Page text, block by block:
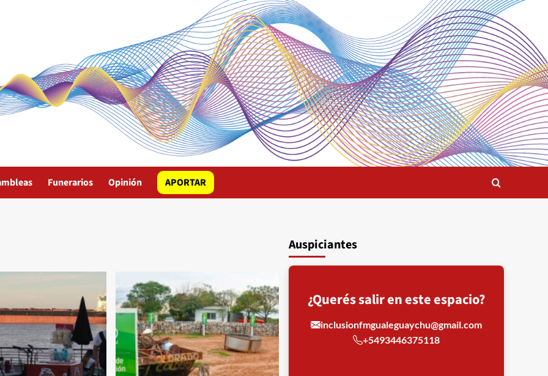
Funerarios Opinión APORTAR
Auspiciantes
¿Querés salir en este espacio?
inclusionfmgualeguaychu@gmail.com
+5493446375118